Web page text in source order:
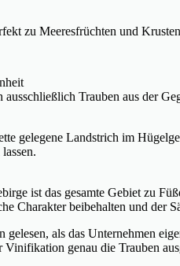
zu Meeresfrüchten und
Trauben aus der
gelegene Landstrich im
ist das gesamte Gebiet zu
Charakter beibehalten und der
gelesen, als das Unternehmen
genau die Trauben